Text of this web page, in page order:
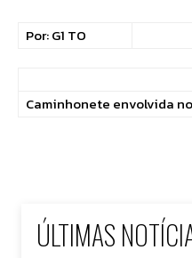
Por: G1 TO
Caminhonete envolvida
ÚLTIMAS